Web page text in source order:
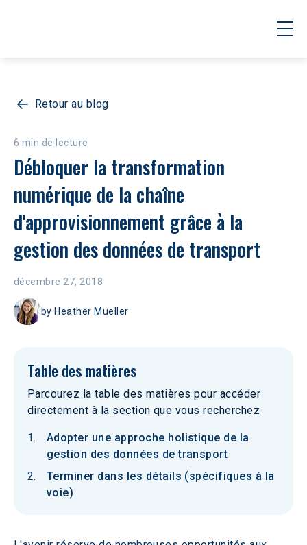
Retour au blog
6 min de lecture
Débloquer la transformation
numérique de la chaîne
d'approvisionnement grâce à la
gestion des données de transport
décembre 27, 2018
by Heather Mueller
Table des matières
Parcourez la table des matières pour accéder
directement à la section que vous recherchez
Adopter une approche holistique de la
gestion des données de transport
Terminer dans les détails (spécifiques à la
voie)